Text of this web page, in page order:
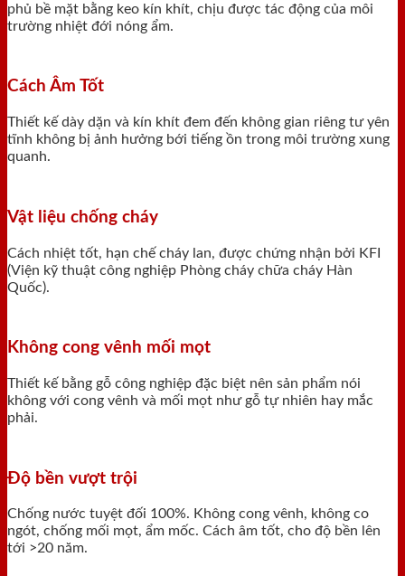
phủ bề mặt bằng keo kín khít, chịu được tác động của môi
trường nhiệt đới nóng ẩm.
Cách Âm Tốt
Thiết kế dày dặn và kín khít đem đến không gian riêng tư yên
tĩnh không bị ảnh hưởng bới tiếng ồn trong môi trường xung
quanh.
Vật liệu chống cháy
Cách nhiệt tốt, hạn chế cháy lan, được chứng nhận bởi KFI
(Viện kỹ thuật công nghiệp Phòng cháy chữa cháy Hàn
Quốc).
Không cong vênh mối mọt
Thiết kế bằng gỗ công nghiệp đặc biệt nên sản phẩm nói
không với cong vênh và mối mọt như gỗ tự nhiên hay mắc
phải.
Độ bền vượt trội
Chống nước tuyệt đối 100%. Không cong vênh, không co
ngót, chống mối mọt, ẩm mốc. Cách âm tốt, cho độ bền lên
tới >20 năm.